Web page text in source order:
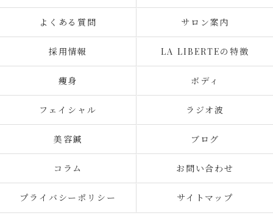
よくある質問 サロン案内
採用情報 LA LIBERTEの特徴
痩身 ボディ
フェイシャル ラジオ波
美容鍼 ブログ
コラム お問い合わせ
プライバシーポリシー サイトマップ